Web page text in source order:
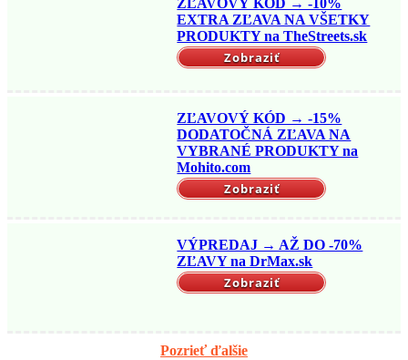
ZĽAVOVÝ KÓD → -10%
EXTRA ZĽAVA NA VŠETKY
PRODUKTY na TheStreets.sk
Zobraziť
ZĽAVOVÝ KÓD → -15%
DODATOČNÁ ZĽAVA NA
VYBRANÉ PRODUKTY na
Mohito.com
Zobraziť
VÝPREDAJ → AŽ DO -70%
ZĽAVY na DrMax.sk
Zobraziť
Pozrieť ďalšie